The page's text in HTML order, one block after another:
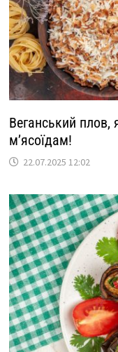
Веганський плов,
м’ясоїдам!
22.07.2025 12:02